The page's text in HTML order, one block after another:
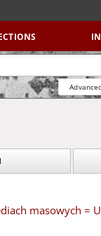
masowych =